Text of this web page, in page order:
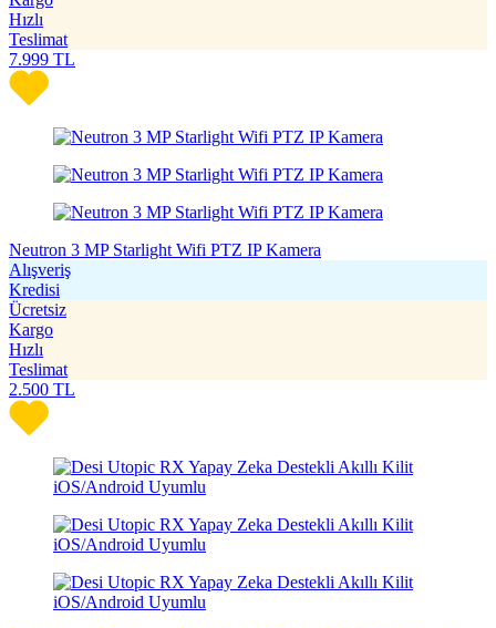
Hızlı
Teslimat
7.999 TL
Neutron 3 MP Starlight Wifi PTZ IP Kamera
Alışveriş
Kredisi
Ücretsiz
Kargo
Hızlı
Teslimat
2.500 TL